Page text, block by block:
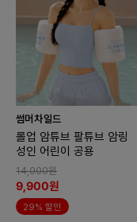
썸머차일드
롤업 암튜브 팔튜브 암링
성인 어린이 공용
14,000원
9,900원
29% 할인